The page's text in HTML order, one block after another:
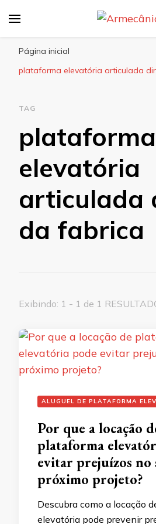
Página inicial
plataforma elevatória articulada
TAG
plataforma
elevatória
articulada
da fabrica
Exibindo: 1 - 1 de 1
ALUGUEL DE PLATAFORMA
Por que a locação
plataforma
evitar prejuízos no
próximo projeto?
Descubra como a locação
elevatória pode prevenir